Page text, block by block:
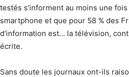
testés s’informent au moins une
smartphone et que pour 58 % des
d’information est… la télévision,
écrite.
Sans doute les journaux ont-ils